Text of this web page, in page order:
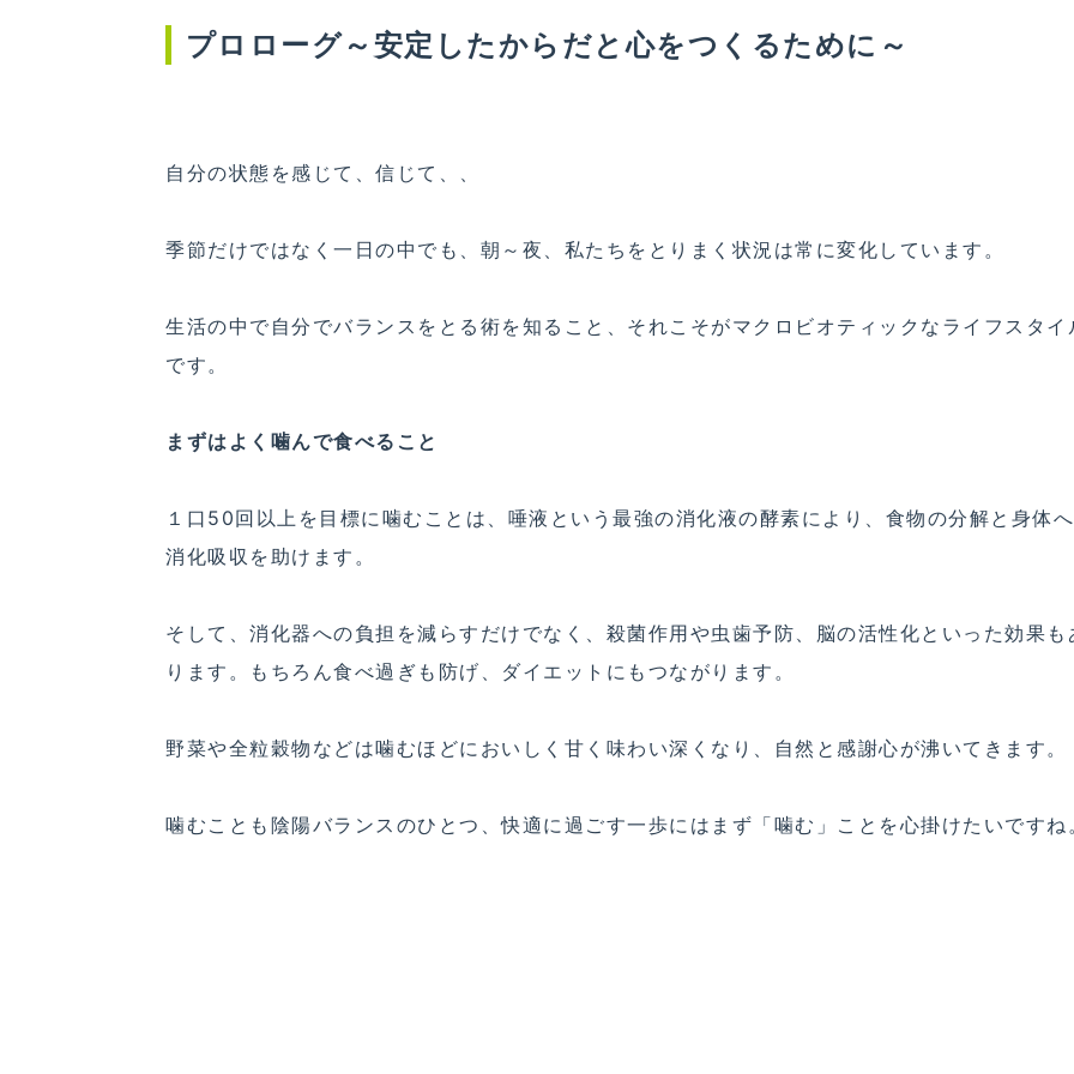
プロローグ～安定したからだと心をつくるために～
自分の状態を感じて、信じて、、
季節だけではなく一日の中でも、朝～夜、私たちをとりまく状況は常に変化しています。
生活の中で自分でバランスをとる術を知ること、それこそがマクロビオティックなライフスタイ
です。
まずはよく噛んで食べること
１口50回以上を目標に噛むことは、唾液という最強の消化液の酵素により、食物の分解と身体
消化吸収を助けます。
そして、消化器への負担を減らすだけでなく、殺菌作用や虫歯予防、脳の活性化といった効果も
ります。もちろん食べ過ぎも防げ、ダイエットにもつながります。
野菜や全粒穀物などは噛むほどにおいしく甘く味わい深くなり、自然と感謝心が沸いてきます。
噛むことも陰陽バランスのひとつ、快適に過ごす一歩にはまず「噛む」ことを心掛けたいですね